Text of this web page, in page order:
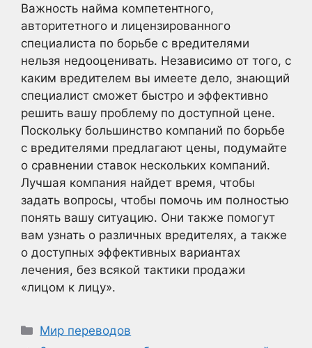
Важность найма компетентного,
авторитетного и лицензированного
специалиста по борьбе с вредителями
нельзя недооценивать. Независимо от того, с
каким вредителем вы имеете дело, знающий
специалист сможет быстро и эффективно
решить вашу проблему по доступной цене.
Поскольку большинство компаний по борьбе
с вредителями предлагают цены, подумайте
о сравнении ставок нескольких компаний.
Лучшая компания найдет время, чтобы
задать вопросы, чтобы помочь им полностью
понять вашу ситуацию. Они также помогут
вам узнать о различных вредителях, а также
о доступных эффективных вариантах
лечения, без всякой тактики продажи
«лицом к лицу».
Рубрики
Мир переводов